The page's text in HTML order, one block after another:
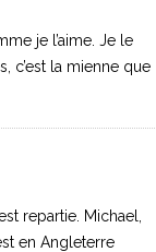
je l’aime. Je le
c’est la mienne que
repartie. Michael,
en Angleterre